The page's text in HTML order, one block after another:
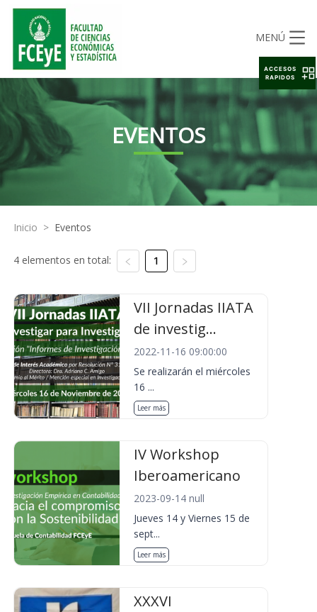
MENÚ
EVENTOS
Inicio > Eventos
4 elementos en total: 1
VII Jornadas IIATA
de investig...
2022-11-16 09:00:00
Se realizarán el miércoles
16 ...
Leer más
IV Workshop
Iberoamericano
2023-09-14 null
Jueves 14 y Viernes 15 de
sept...
Leer más
XXXVI
ACCESOS
RAPIDOS